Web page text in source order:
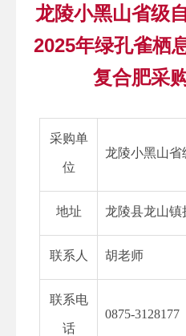
龙陵小黑山省级
2025年绿孔雀栖
复合肥采
采购单
位
龙陵小黑山省
地址 龙陵县龙山镇
联系人 胡老师
联系电
话
0875-3128177